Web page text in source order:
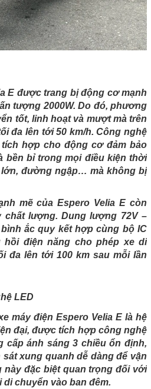
E được trang bị động cơ mạnh
tượng 2000W. Do đó, phương
tốt, linh hoạt và mượt mà trên
đa lên tới 50 km/h. Công nghệ
hợp cho động cơ đảm bảo
bền bỉ trong mọi điều kiện thời
đường ngập… mà không bị
mẽ của Espero Velia E còn
lượng. Dung lượng 72V –
ắc quy kết hợp cùng bộ IC
hồi điện năng cho phép xe di
đa lên tới 100 km sau mỗi lần
LED
máy điện Espero Velia E là hệ
đại, được tích hợp công nghệ
cấp ánh sáng 3 chiều ổn định,
xung quanh dễ dàng để vận
này đặc biệt quan trọng đối với
chuyển vào ban đêm.